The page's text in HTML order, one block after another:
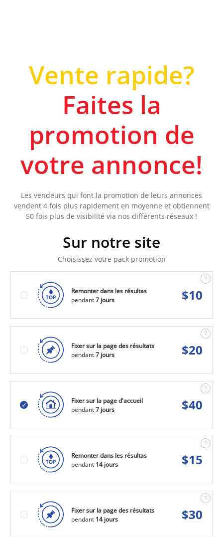
Vente rapide?
Faites la
promotion de
votre annonce!
Les vendeurs qui font la promotion de leurs annonces
vendent 4 fois plus rapidement en moyenne et obtiennent
50 fois plus de visibilité via nos différents réseaux !
Sur notre site
Choisissez votre pack promotion
Remonter dans les résultas
pendant7 jours $10
Fixer sur la page des résultats
pendant7 jours $20
Fixer sur la page d'accueil
pendant7 jours $40
Remonter dans les résultas
pendant 14 jours $15
Fixer sur la page des résultats
pendant 14 jours $30